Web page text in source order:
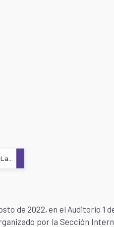
de 2022, en el Auditorio 1
por la Sección